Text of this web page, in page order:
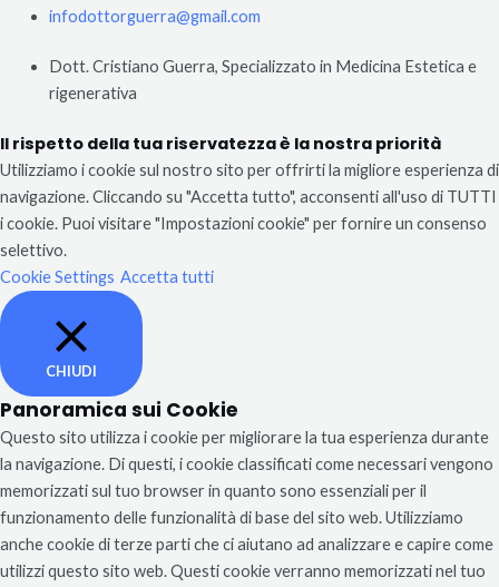
infodottorguerra@gmail.com
Dott. Cristiano Guerra, Specializzato in Medicina Estetica e
rigenerativa
Il rispetto della tua riservatezza è la nostra priorità
Utilizziamo i cookie sul nostro sito per offrirti la migliore esperienza di
navigazione. Cliccando su "Accetta tutto", acconsenti all'uso di TUTTI
i cookie. Puoi visitare "Impostazioni cookie" per fornire un consenso
selettivo.
Cookie Settings Accetta tutti
CHIUDI
Panoramica sui Cookie
Questo sito utilizza i cookie per migliorare la tua esperienza durante
la navigazione. Di questi, i cookie classificati come necessari vengono
memorizzati sul tuo browser in quanto sono essenziali per il
funzionamento delle funzionalità di base del sito web. Utilizziamo
anche cookie di terze parti che ci aiutano ad analizzare e capire come
utilizzi questo sito web. Questi cookie verranno memorizzati nel tuo